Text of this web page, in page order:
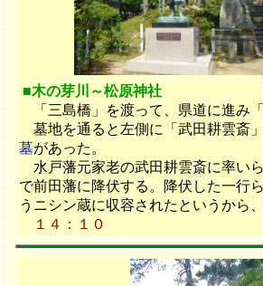
■木の芽川～松原神社
「三島橋」を渡って、県道に進み
墓地を通ると左側に「武田耕雲斎
墓があった。
水戸藩元家老の武田耕雲斎に率い
で前田藩に降伏する。降伏した一行
うニシン蔵に収容されたというから
１４：１０